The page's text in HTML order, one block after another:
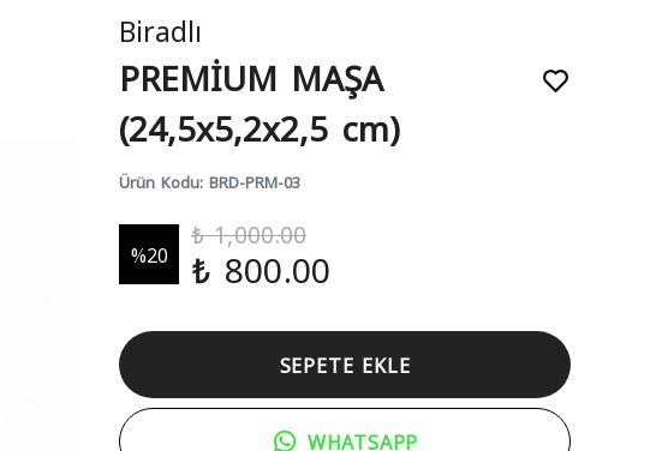
Biradlı
PREMİUM MAŞA
(24,5x5,2x2,5 cm)
Ürün Kodu: BRD-PRM-03
%20
₺ 1,000.00
₺ 800.00
SEPETE EKLE
WHATSAPP